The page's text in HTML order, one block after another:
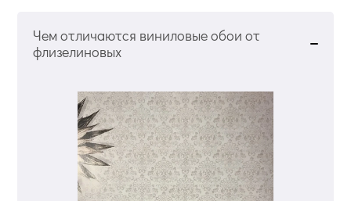
Чем отличаются виниловые обои от
флизелиновых